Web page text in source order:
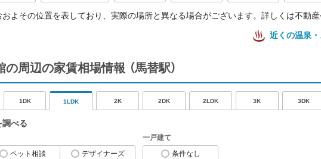
よその位置を表しており、実際の場所と異なる場合がございます。詳しくは不動
近くの温泉
の周辺の家賃相場情報 （馬替駅）
1DK 1LDK 2K 2DK 2LDK 3K 3DK
調べる
ペット相談 デザイナーズ
一戸建て
条件なし